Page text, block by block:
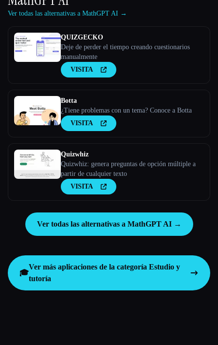
Ver todas las alternativas a MathGPT AI →
QUIZGECKO
Deje de perder el tiempo creando cuestionarios
manualmente
VISITA
Botta
¿Tiene problemas con un tema? Conoce a Botta
VISITA
Quizwhiz
Quizwhiz: genera preguntas de opción múltiple a
partir de cualquier texto
VISITA
Ver todas las alternativas a MathGPT AI →
🎓
Ver más aplicaciones de la categoría Estudio y
tutoría